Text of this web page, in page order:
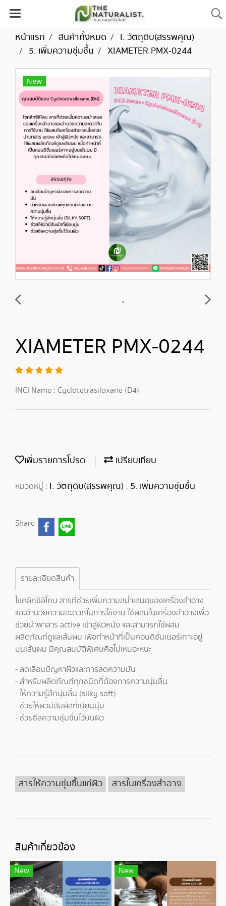
หน้าแรก สินค้าทั้งหมด
I. วัตถุดิบ(สรรพคุณ)
5. เพิ่มความชุ่มชื้น
XIAMETER PMX-0244
New
XIAMETER PMX-0244
INCI Name : Cyclotetrasiloxane (D4)
เพิ่มรายการโปรด เปรียบเทียบ
หมวดหมู่ : I. วัตถุดิบ(สรรพคุณ) , 5. เพิ่มความชุ่มชื้น
Share
รายละเอียดสินค้า
ไซคลิกซิลิโคน สารที่ช่วยเพิ่มความสม่ำเสมอของเครื่องสำอาง
และอำนวยความสะดวกในการใช้งาน ใช้ผสมในเครื่องสำอางเพื่อ
ช่วยนำพาสาร active เข้าสู่ผิวหนัง และสามารถใช้ผสม
ผลิตภัณฑ์ดูแลเส้นผม เพื่อทำหน้าที่เป็นคอนดิชั่นเนอร์เกาะอยู่
บนเส้นผม มีคุณสมบัติพิเศษคือไม่เหนอะหนะ
- ลดเลือนปัญหาผิวและการลดความมัน
- สำหรับผลิตภัณฑ์ทุกชนิดที่ต้องการความนุ่มลื่น
- ให้ความรู้สึกนุ่มลื่น (silky soft)
- ช่วยให้ผิวมีสัมผัสที่เนียนนุ่ม
- ช่วยซีลความชุ่มชื่นไว้บนผิว
สารให้ความชุ่มชื้นเเก่ผิว สารในเครื่องสำอาง
สินค้าเกี่ยวข้อง
New New